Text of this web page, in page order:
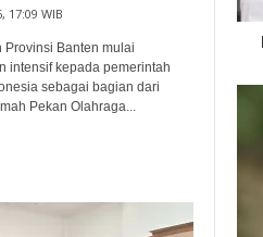
17:09 WIB
Provinsi Banten mulai
intensif kepada pemerintah
sebagai bagian dari
Pekan Olahraga...